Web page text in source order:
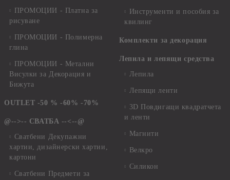
ПРОМОЦИИ - Платна за
рисуване
ПРОМОЦИИ - Полимерна
глина
ПРОМОЦИИ - Метални
Висулки за Декорация и
Бижута
OUTLET -50 % -60% -70%
@-->-- СВАТБА --<--@
Сватбени Декупажни
хартии, дизайнерски хартии,
картони
Сватбени Предмети за
Инструменти и пособия за
квилинг
Комплекти за декорация
Лепила и лепящи средства
Лепила
Лепящи ленти
3D Повдигащи квадратчета
и ленти
Магнити
Велкро
Силикон